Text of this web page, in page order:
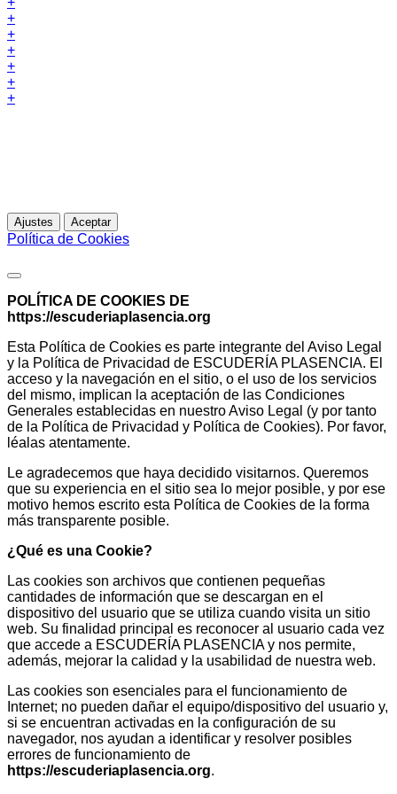
+
+
+
+
+
+
Ajustes Aceptar
Política de Cookies
POLÍTICA DE COOKIES DE
https://escuderiaplasencia.org
Esta Política de Cookies es parte integrante del Aviso Legal
y la Política de Privacidad de ESCUDERÍA PLASENCIA. El
acceso y la navegación en el sitio, o el uso de los servicios
del mismo, implican la aceptación de las Condiciones
Generales establecidas en nuestro Aviso Legal (y por tanto
de la Política de Privacidad y Política de Cookies). Por favor,
léalas atentamente.
Le agradecemos que haya decidido visitarnos. Queremos
que su experiencia en el sitio sea lo mejor posible, y por ese
motivo hemos escrito esta Política de Cookies de la forma
más transparente posible.
¿Qué es una Cookie?
Las cookies son archivos que contienen pequeñas
cantidades de información que se descargan en el
dispositivo del usuario que se utiliza cuando visita un sitio
web. Su finalidad principal es reconocer al usuario cada vez
que accede a ESCUDERÍA PLASENCIA y nos permite,
además, mejorar la calidad y la usabilidad de nuestra web.
Las cookies son esenciales para el funcionamiento de
Internet; no pueden dañar el equipo/dispositivo del usuario y,
si se encuentran activadas en la configuración de su
navegador, nos ayudan a identificar y resolver posibles
errores de funcionamiento de
https://escuderiaplasencia.org.